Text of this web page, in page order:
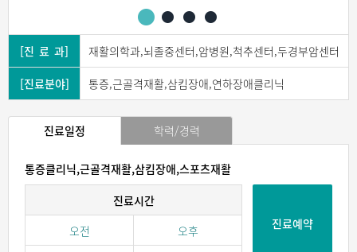
[진 료 과] 재활의학과,뇌졸중센터,암병원,척추센터,두경부암센터
[진료분야] 통증,근골격재활,삼킴장애,연하장애클리닉
진료일정 학력/경력
통증클리닉,근골격재활,삼킴장애,스포츠재활
진료시간
오전
오후
진료예약